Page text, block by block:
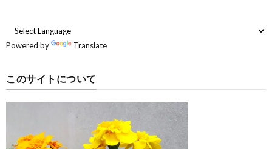
Powered by Translate
このサイトについて